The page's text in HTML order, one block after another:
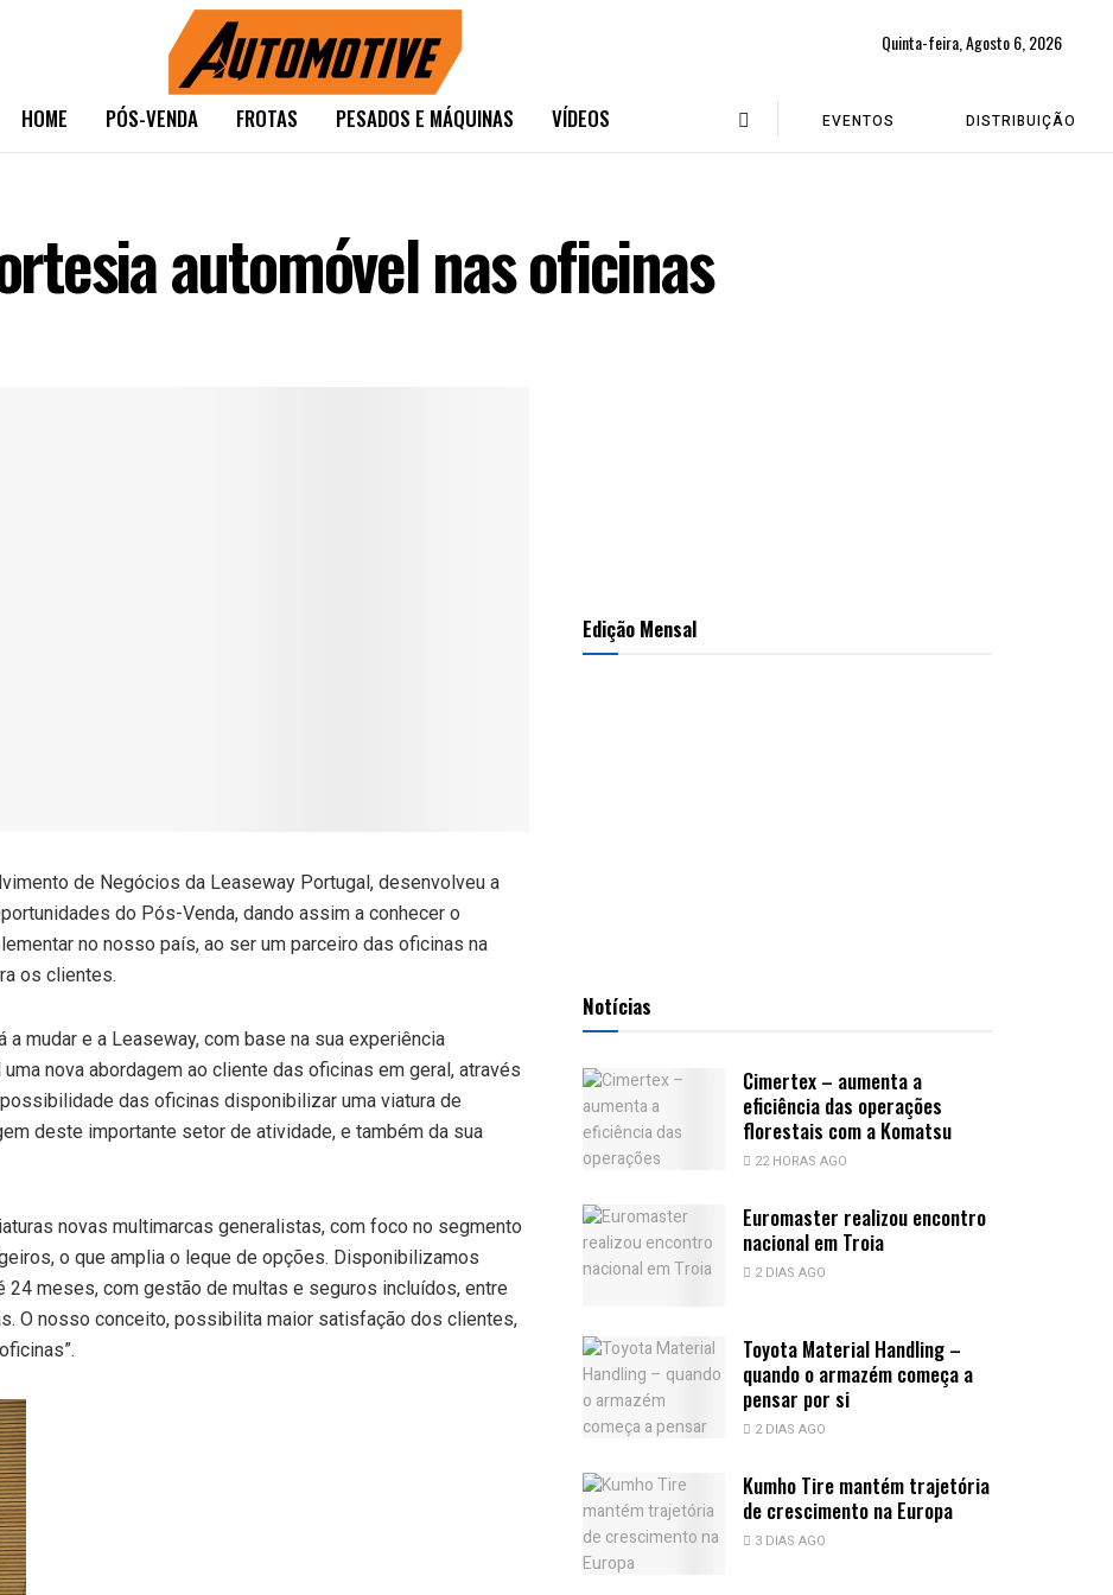
Quinta-feira, Agosto 6, 2026
HOME PÓS-VENDA FROTAS PESADOS E MÁQUINAS VÍDEOS EVENTOS DISTRIBUIÇÃO
automóvel nas oficinas
de Negócios da Leaseway Portugal, desenvolveu a
do Pós-Venda, dando assim a conhecer o
no nosso país, ao ser um parceiro das oficinas na
os clientes.
mudar e a Leaseway, com base na sua experiência
nova abordagem ao cliente das oficinas em geral, através
das oficinas disponibilizar uma viatura de
deste importante setor de atividade, e também da sua
novas multimarcas generalistas, com foco no segmento
o que amplia o leque de opções. Disponibilizamos
24 meses, com gestão de multas e seguros incluídos, entre
O nosso conceito, possibilita maior satisfação dos clientes,
Edição Mensal
Notícias
Cimertex – aumenta a
eficiência das operações
florestais com a Komatsu
22 HORAS AGO
Euromaster realizou encontro
nacional em Troia
2 DIAS AGO
Toyota Material Handling –
quando o armazém começa a
pensar por si
2 DIAS AGO
Kumho Tire mantém trajetória
de crescimento na Europa
3 DIAS AGO